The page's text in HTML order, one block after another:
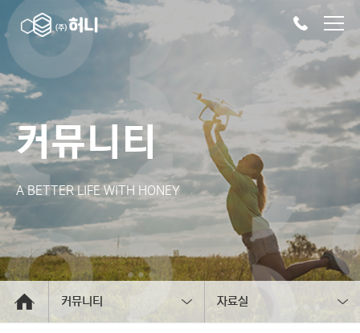
커뮤니티
A BETTER LIFE WITH HONEY
커뮤니티 자료실